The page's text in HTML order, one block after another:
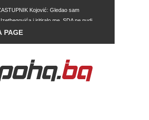
Kojović: Gledao sam
i iritiralo me, SDA ne nudi
djelovanja
postala kao ikebana, služi za
umjesto velikih mafijaša
SAUDIJSKE ARABIJE: Ovako